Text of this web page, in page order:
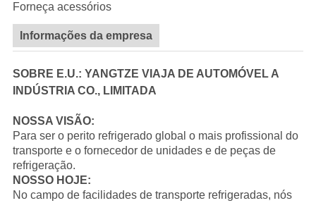
Forneça acessórios
Informações da empresa
SOBRE E.U.: YANGTZE VIAJA DE AUTOMÓVEL A
INDÚSTRIA CO., LIMITADA
NOSSA VISÃO:
Para ser o perito refrigerado global o mais profissional do
transporte e o fornecedor de unidades e de peças de
refrigeração.
NOSSO HOJE:
No campo de facilidades de transporte refrigeradas, nós